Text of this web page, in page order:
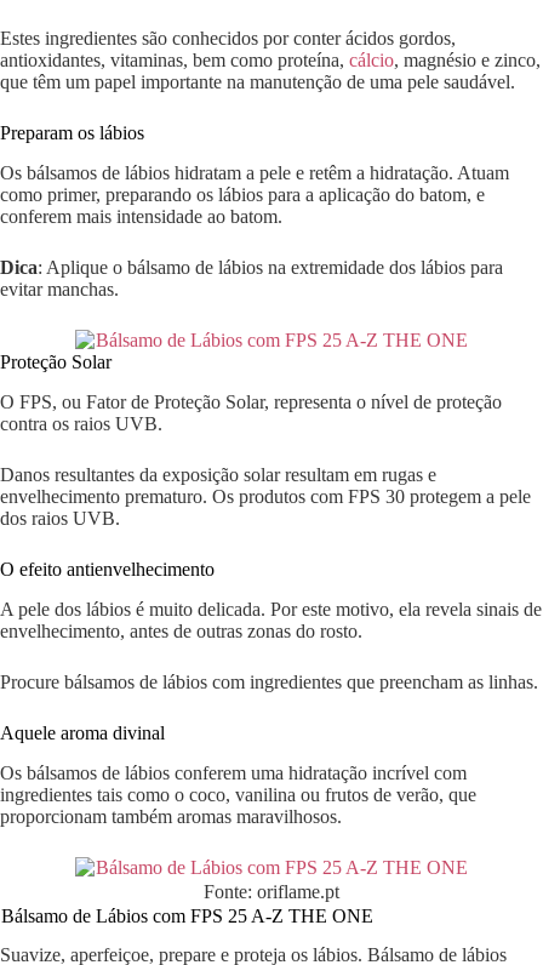
Estes ingredientes são conhecidos por conter ácidos gordos,
antioxidantes, vitaminas, bem como proteína, cálcio, magnésio e zinco,
que têm um papel importante na manutenção de uma pele saudável.
Preparam os lábios
Os bálsamos de lábios hidratam a pele e retêm a hidratação. Atuam
como primer, preparando os lábios para a aplicação do batom, e
conferem mais intensidade ao batom.
Dica: Aplique o bálsamo de lábios na extremidade dos lábios para
evitar manchas.
Proteção Solar
O FPS, ou Fator de Proteção Solar, representa o nível de proteção
contra os raios UVB.
Danos resultantes da exposição solar resultam em rugas e
envelhecimento prematuro. Os produtos com FPS 30 protegem a pele
dos raios UVB.
O efeito antienvelhecimento
A pele dos lábios é muito delicada. Por este motivo, ela revela sinais de
envelhecimento, antes de outras zonas do rosto.
Procure bálsamos de lábios com ingredientes que preencham as linhas.
Aquele aroma divinal
Os bálsamos de lábios conferem uma hidratação incrível com
ingredientes tais como o coco, vanilina ou frutos de verão, que
proporcionam também aromas maravilhosos.
Fonte: oriflame.pt
Bálsamo de Lábios com FPS 25 A-Z THE ONE
Suavize, aperfeiçoe, prepare e proteja os lábios. Bálsamo de lábios